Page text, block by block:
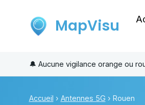
MapVisu
🔔 Aucune vigilance orange ou
Accueil › Antennes 5G › Rouen